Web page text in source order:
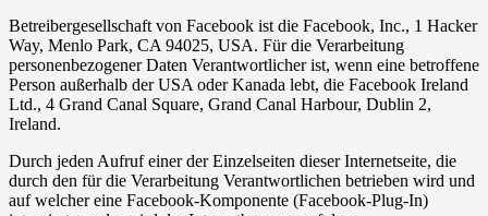
Betreibergesellschaft von Facebook ist die Facebook, Inc., 1 Hacker
Way, Menlo Park, CA 94025, USA. Für die Verarbeitung
personenbezogener Daten Verantwortlicher ist, wenn eine betroffene
Person außerhalb der USA oder Kanada lebt, die Facebook Ireland
Ltd., 4 Grand Canal Square, Grand Canal Harbour, Dublin 2,
Ireland.
Durch jeden Aufruf einer der Einzelseiten dieser Internetseite, die
durch den für die Verarbeitung Verantwortlichen betrieben wird und
auf welcher eine Facebook-Komponente (Facebook-Plug-In)